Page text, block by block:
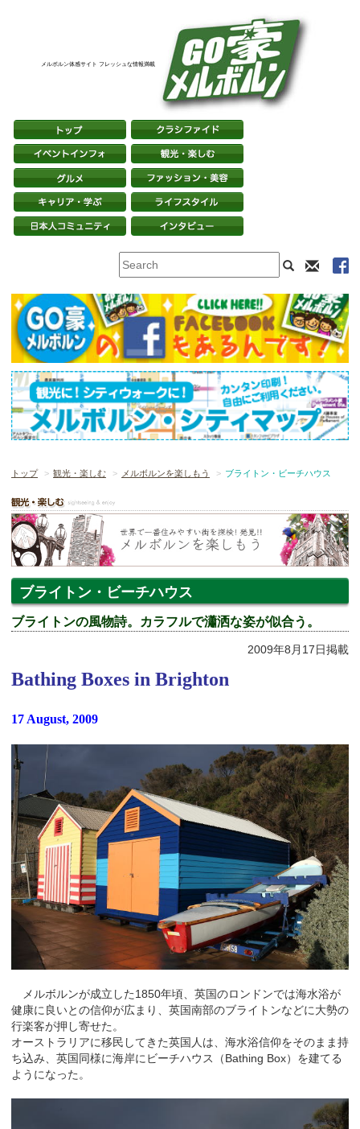
メルボルン体感サイト フレッシュな情報満載
トップ 観光・楽しむ メルボルンを楽しもう ブライトン・ビーチハウス
ブライトン・ビーチハウス
ブライトンの風物詩。カラフルで瀟洒な姿が似合う。
2009年8月17日掲載
Bathing Boxes in Brighton
17 August, 2009
メルボルンが成立した1850年頃、英国のロンドンでは海水浴が
健康に良いとの信仰が広まり、英国南部のブライトンなどに大勢の
行楽客が押し寄せた。
オーストラリアに移民してきた英国人は、海水浴信仰をそのまま持
ち込み、英国同様に海岸にビーチハウス（Bathing Box）を建てる
ようになった。